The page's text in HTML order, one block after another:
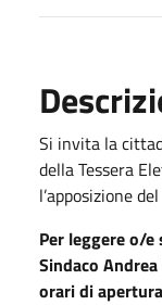
Si invita la
della Tessera
l’apposizione
Per leggere o/
Sindaco
orari di